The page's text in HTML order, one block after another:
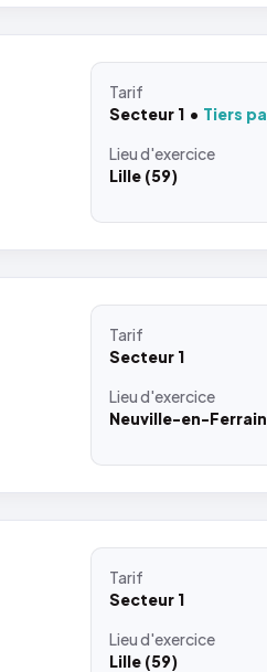
Tarif
Secteur 1
Tiers
Lieud'exercice
Lille (59)
Tarif
Secteur 1
Lieud'exercice
Neuville-en-
Tarif
Secteur 1
Lieud'exercice
Lille (59)